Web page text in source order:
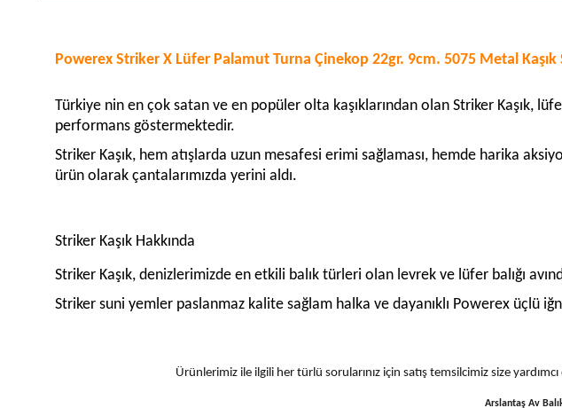
Powerex Striker X Lüfer Palamut Turna Çinekop 22gr. 9cm. 5075 Metal Kaşık
Türkiye nin en çok satan ve en popüler olta kaşıklarından olan Striker Kaşık,
performans göstermektedir.
Striker Kaşık, hem atışlarda uzun mesafesi erimi sağlaması, hemde harika
ürün olarak çantalarımızda yerini aldı.
Striker Kaşık Hakkında
Striker Kaşık, denizlerimizde en etkili balık türleri olan levrek ve lüfer balığı
Striker suni yemler paslanmaz kalite sağlam halka ve dayanıklı Powerex üçlü
Ürünlerimiz ile ilgili her türlü sorularınız için satış temsilcimiz size
Arslantaş Av